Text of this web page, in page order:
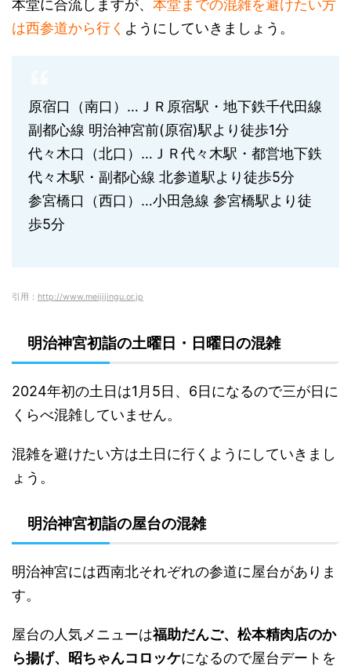
本堂に合流しますが、 本堂までの混雑を避けたい方
は西参道から行く ようにしていきましょう。
原宿口（南口）…ＪＲ原宿駅・地下鉄千代田線
副都心線 明治神宮前(原宿)駅より徒歩1分
代々木口（北口）…ＪＲ代々木駅・都営地下鉄
代々木駅・副都心線 北参道駅より徒歩5分
参宮橋口（西口）…小田急線 参宮橋駅より徒
歩5分
引用： http://www.meijijingu.or.jp
明治神宮初詣の土曜日・日曜日の混雑
2024年初の土日は1月5日、6日になるので三が日に
くらべ混雑していません。
混雑を避けたい方は土日に行くようにしていきまし
ょう。
明治神宮初詣の屋台の混雑
明治神宮には西南北それぞれの参道に屋台がありま
す。
屋台の人気メニューは福助だんご、松本精肉店のか
ら揚げ、昭ちゃんコロッケになるので屋台デートを